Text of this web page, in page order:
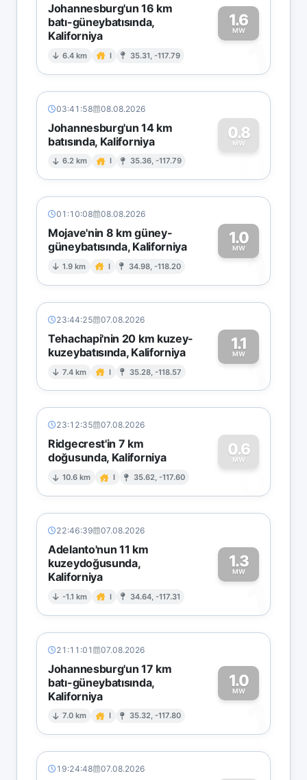
Johannesburg'un 16 km
batı-güneybatısında,
Kaliforniya
6.4 km I 35.31, -117.79
1.6
MW
1
03:41:58 08.08.2026
Johannesburg'un 14 km
batısında, Kaliforniya
6.2 km I 35.36, -117.79
0.8
MW
0
01:10:08 08.08.2026
Mojave'nin 8 km güney-
güneybatısında, Kaliforniya
1.9 km I 34.98, -118.20
1.0
MW1
23:44:25 07.08.2026
Tehachapi'nin 20 km kuzey-
kuzeybatısında, Kaliforniya
7.4 km I 35.28, -118.57
1.1
MW1
23:12:35 07.08.2026
Ridgecrest'in 7 km
doğusunda, Kaliforniya
10.6 km I 35.62, -117.60
0.6
MW
0
22:46:39 07.08.2026
Adelanto'nun 11 km
kuzeydoğusunda,
Kaliforniya
-1.1 km I 34.64, -117.31
1.3
MW
1
21:11:01 07.08.2026
Johannesburg'un 17 km
batı-güneybatısında,
Kaliforniya
7.0 km I 35.32, -117.80
1.0
MW
1
19:24:48 07.08.2026